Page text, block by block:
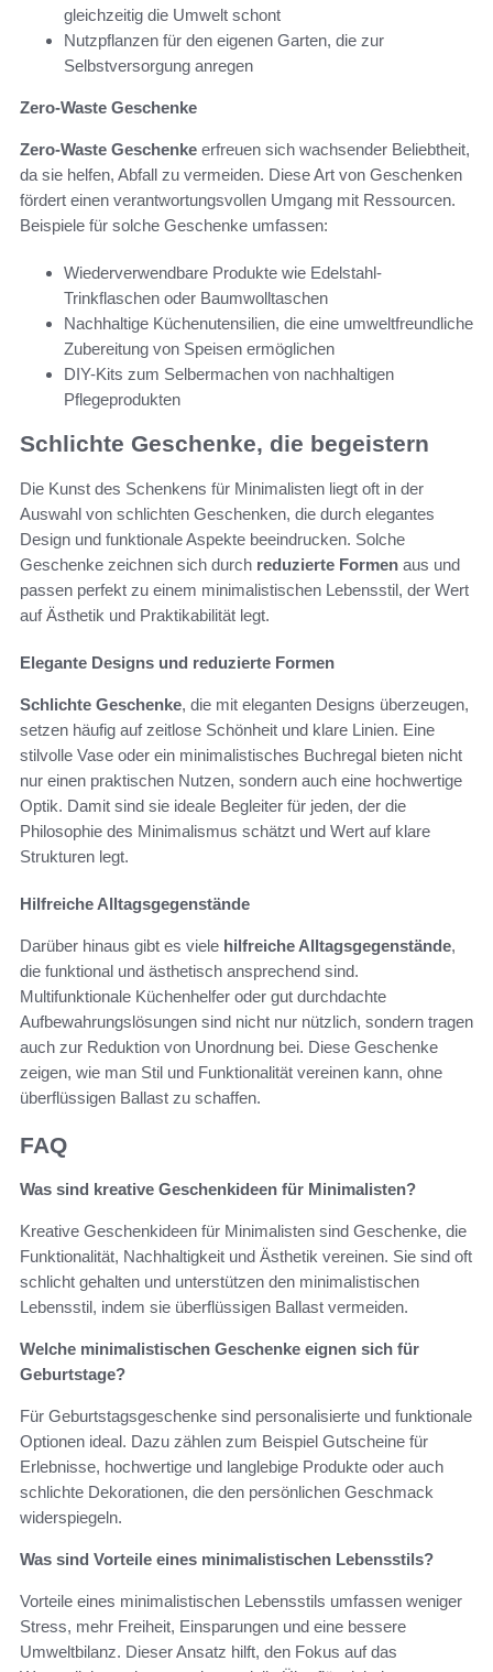
gleichzeitig die Umwelt schont
Nutzpflanzen für den eigenen Garten, die zur
Selbstversorgung anregen
Zero-Waste Geschenke
Zero-Waste Geschenke erfreuen sich wachsender Beliebtheit,
da sie helfen, Abfall zu vermeiden. Diese Art von Geschenken
fördert einen verantwortungsvollen Umgang mit Ressourcen.
Beispiele für solche Geschenke umfassen:
Wiederverwendbare Produkte wie Edelstahl-
Trinkflaschen oder Baumwolltaschen
Nachhaltige Küchenutensilien, die eine umweltfreundliche
Zubereitung von Speisen ermöglichen
DIY-Kits zum Selbermachen von nachhaltigen
Pflegeprodukten
Schlichte Geschenke, die begeistern
Die Kunst des Schenkens für Minimalisten liegt oft in der
Auswahl von schlichten Geschenken, die durch elegantes
Design und funktionale Aspekte beeindrucken. Solche
Geschenke zeichnen sich durch reduzierte Formen aus und
passen perfekt zu einem minimalistischen Lebensstil, der Wert
auf Ästhetik und Praktikabilität legt.
Elegante Designs und reduzierte Formen
Schlichte Geschenke, die mit eleganten Designs überzeugen,
setzen häufig auf zeitlose Schönheit und klare Linien. Eine
stilvolle Vase oder ein minimalistisches Buchregal bieten nicht
nur einen praktischen Nutzen, sondern auch eine hochwertige
Optik. Damit sind sie ideale Begleiter für jeden, der die
Philosophie des Minimalismus schätzt und Wert auf klare
Strukturen legt.
Hilfreiche Alltagsgegenstände
Darüber hinaus gibt es viele hilfreiche Alltagsgegenstände,
die funktional und ästhetisch ansprechend sind.
Multifunktionale Küchenhelfer oder gut durchdachte
Aufbewahrungslösungen sind nicht nur nützlich, sondern tragen
auch zur Reduktion von Unordnung bei. Diese Geschenke
zeigen, wie man Stil und Funktionalität vereinen kann, ohne
überflüssigen Ballast zu schaffen.
FAQ
Was sind kreative Geschenkideen für Minimalisten?
Kreative Geschenkideen für Minimalisten sind Geschenke, die
Funktionalität, Nachhaltigkeit und Ästhetik vereinen. Sie sind oft
schlicht gehalten und unterstützen den minimalistischen
Lebensstil, indem sie überflüssigen Ballast vermeiden.
Welche minimalistischen Geschenke eignen sich für
Geburtstage?
Für Geburtstagsgeschenke sind personalisierte und funktionale
Optionen ideal. Dazu zählen zum Beispiel Gutscheine für
Erlebnisse, hochwertige und langlebige Produkte oder auch
schlichte Dekorationen, die den persönlichen Geschmack
widerspiegeln.
Was sind Vorteile eines minimalistischen Lebensstils?
Vorteile eines minimalistischen Lebensstils umfassen weniger
Stress, mehr Freiheit, Einsparungen und eine bessere
Umweltbilanz. Dieser Ansatz hilft, den Fokus auf das